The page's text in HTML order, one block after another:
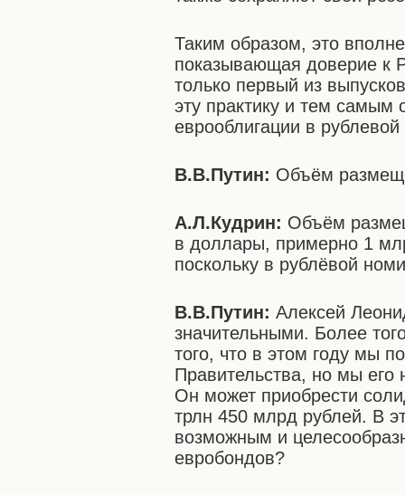
Таким образом, это
показывающая доверие к
только первый из
эту практику и тем самым
еврооблигации в
В.В.Путин: Объём
А.Л.Кудрин: Объём
в доллары, примерно 1
поскольку в рублёвой
В.В.Путин: Алексей
значительными. Более
того, что в этом году мы
Правительства, но мы его
Он может приобрести
трлн 450 млрд рублей. В
возможным и
евробондов?